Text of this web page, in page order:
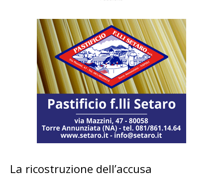
La ricostruzione dell’accusa